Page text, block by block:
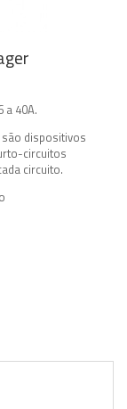
a 40A.
dispositivos
circuitos
circuito.